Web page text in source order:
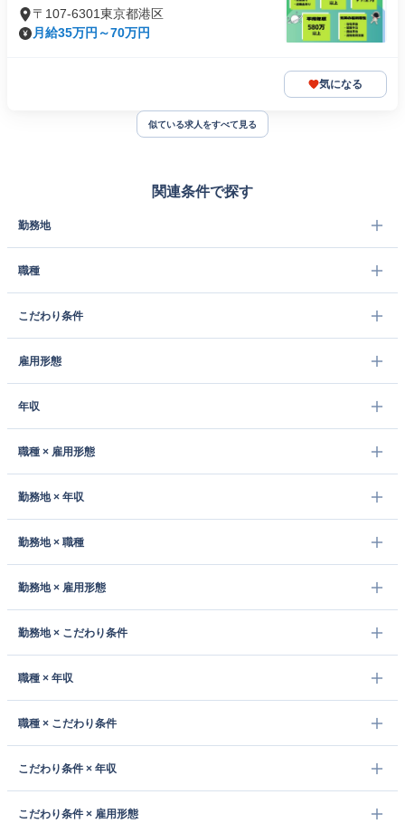
〒107-6301東京都港区
月給35万円～70万円
気になる
似ている求人をすべて見る
関連条件で探す
勤務地
職種
こだわり条件
雇用形態
年収
職種 × 雇用形態
勤務地 × 年収
勤務地 × 職種
勤務地 × 雇用形態
勤務地 × こだわり条件
職種 × 年収
職種 × こだわり条件
こだわり条件 × 年収
こだわり条件 × 雇用形態